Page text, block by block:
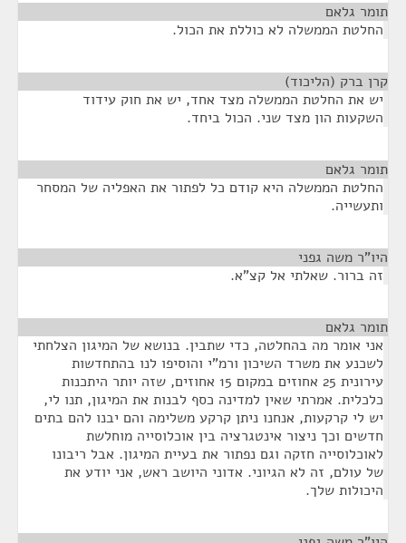
תומר גלאם
החלטת הממשלה לא כוללת את הכול.
קרן ברק (הליכוד)
יש את החלטת הממשלה מצד אחד, יש את חוק עידוד
השקעות הון מצד שני. הכול ביחד.
תומר גלאם
החלטת הממשלה היא קודם כל לפתור את האפליה של המסחר
ותעשייה.
היו"ר משה גפני
זה ברור. שאלתי אל קצ"א.
תומר גלאם
אני אומר מה בהחלטה, כדי שתבין. בנושא של המיגון הצלחתי
לשכנע את משרד השיכון ורמ"י והוסיפו לנו בהתחדשות
עירונית 25 אחוזים במקום 15 אחוזים, שזה יותר היתכנות
כלכלית. אמרתי שאין למדינה כסף לבנות את המיגון, תנו לי,
יש לי קרקעות, אנחנו ניתן קרקע משלימה והם יבנו להם בתים
חדשים וכך ניצור אינטגרציה בין אוכלוסייה מוחלשת
לאוכלוסייה חזקה וגם נפתור את בעיית המיגון. אבל ריבונו
של עולם, זה לא הגיוני. אדוני היושב ראש, אני יודע את
היכולות שלך.